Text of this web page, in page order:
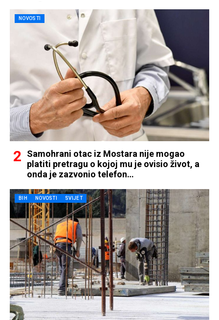
NOVOSTI
Samohrani otac iz Mostara nije mogao
platiti pretragu o kojoj mu je ovisio život, a
onda je zazvonio telefon…
BIH NOVOSTI SVIJET